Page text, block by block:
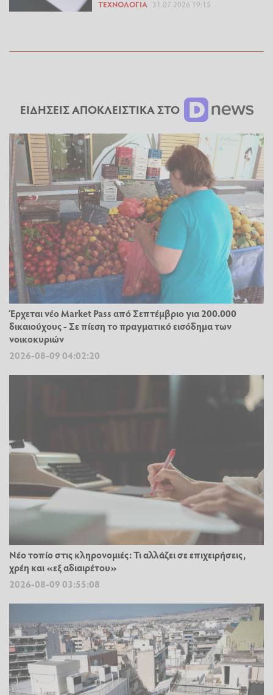
ΤΕΧΝΟΛΟΓΊΑ 31.07.2026 19:15
ΕΙΔΗΣΕΙΣ ΑΠΟΚΛΕΙΣΤΙΚΑ ΣΤΟ
Έρχεται νέο Market Pass από Σεπτέμβριο για 200.000
δικαιούχους - Σε πίεση το πραγματικό εισόδημα των
νοικοκυριών
2026-08-09 04:02:20
Νέο τοπίο στις κληρονομιές: Τι αλλάζει σε επιχειρήσεις,
χρέη και «εξ αδιαιρέτου»
2026-08-09 03:55:08